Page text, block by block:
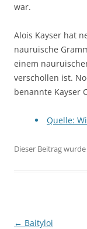
war.
Alois Kayser hat
nauruische
einem
verschollen ist.
benannte Kayser
Quelle:
Dieser Beitrag
Beitragsnavigation
← Baityloi